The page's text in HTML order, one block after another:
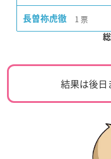
長曽祢虎徹 1 票
結果は後日